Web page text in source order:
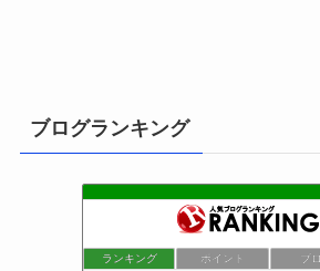
ブログランキング
ランキング ポイント ブ